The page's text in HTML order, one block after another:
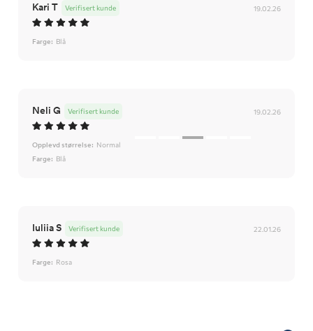
Kari T 19.02.26
Verifisert kunde
Farge: Blå
Neli G 19.02.26
Verifisert kunde
Opplevd størrelse: Normal
Farge: Blå
Iuliia S 22.01.26
Verifisert kunde
Farge: Rosa